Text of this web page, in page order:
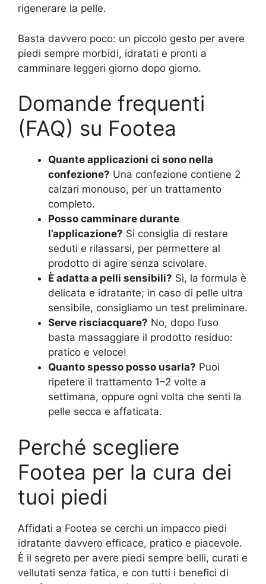
rigenerare la pelle.
Basta davvero poco: un piccolo gesto per avere
piedi sempre morbidi, idratati e pronti a
camminare leggeri giorno dopo giorno.
Domande frequenti
(FAQ) su Footea
Quante applicazioni ci sono nella
confezione? Una confezione contiene 2
calzari monouso, per un trattamento
completo.
Posso camminare durante
l’applicazione? Si consiglia di restare
seduti e rilassarsi, per permettere al
prodotto di agire senza scivolare.
È adatta a pelli sensibili? Sì, la formula è
delicata e idratante; in caso di pelle ultra
sensibile, consigliamo un test preliminare.
Serve risciacquare? No, dopo l’uso
basta massaggiare il prodotto residuo:
pratico e veloce!
Quanto spesso posso usarla? Puoi
ripetere il trattamento 1–2 volte a
settimana, oppure ogni volta che senti la
pelle secca e affaticata.
Perché scegliere
Footea per la cura dei
tuoi piedi
Affidati a Footea se cerchi un impacco piedi
idratante davvero efficace, pratico e piacevole.
È il segreto per avere piedi sempre belli, curati e
vellutati senza fatica, e con tutti i benefici di